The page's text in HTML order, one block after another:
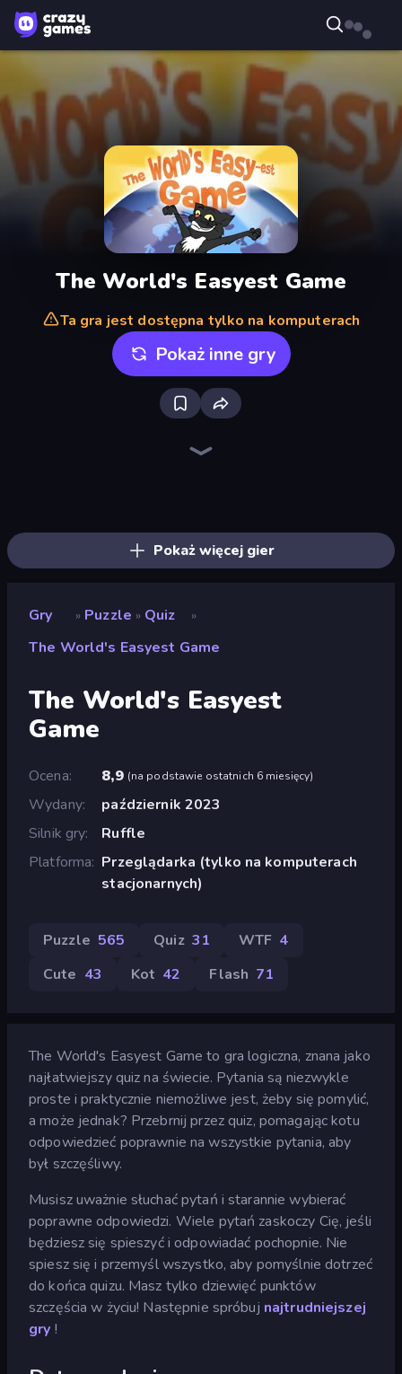
The World's Easyest Game
Ta gra jest dostępna tylko na komputerach
Pokaż inne gry
Pokaż więcej gier
Gry » Puzzle » Quiz »
The World's Easyest Game
The World's Easyest
Game
Ocena 8,9 (na podstawie ostatnich 6 miesięcy)
Wydany
październik 2023
Silnik gry
Ruffle
Platforma Przeglądarka (tylko na komputerach
stacjonarnych)
Puzzle 565 Quiz 31 WTF 4
Cute 43 Kot 42 Flash 71
The World's Easyest Game to gra logiczna, znana jako
najłatwiejszy quiz na świecie. Pytania są niezwykle
proste i praktycznie niemożliwe jest, żeby się pomylić,
a może jednak? Przebrnij przez quiz, pomagając kotu
odpowiedzieć poprawnie na wszystkie pytania, aby
był szczęśliwy.
Musisz uważnie słuchać pytań i starannie wybierać
poprawne odpowiedzi. Wiele pytań zaskoczy Cię, jeśli
będziesz się spieszyć i odpowiadać pochopnie. Nie
spiesz się i przemyśl wszystko, aby pomyślnie dotrzeć
do końca quizu. Masz tylko dziewięć punktów
szczęścia w życiu! Następnie spróbuj najtrudniejszej
gry !